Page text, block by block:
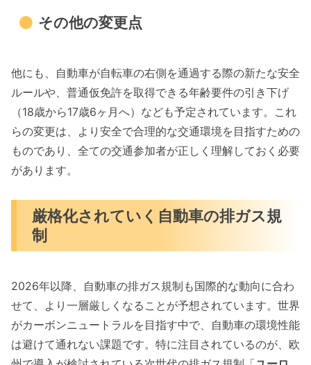
その他の変更点
他にも、自動車が自転車の右側を通過する際の新たな安全
ルールや、普通仮免許を取得できる年齢要件の引き下げ
（18歳から17歳6ヶ月へ）なども予定されています。これ
らの変更は、より安全で合理的な交通環境を目指すための
ものであり、全ての交通参加者が正しく理解しておく必要
があります。
厳格化されていく自動車の排ガス規
制
2026年以降、自動車の排ガス規制も国際的な動向に合わ
せて、より一層厳しくなることが予想されています。世界
がカーボンニュートラルを目指す中で、自動車の環境性能
は避けて通れない課題です。特に注目されているのが、欧